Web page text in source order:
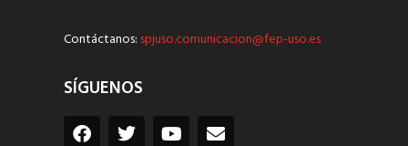
Contáctanos: spjuso.comunicacion@fep-uso.es
SÍGUENOS